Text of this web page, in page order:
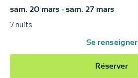
sam. 20 mars - sam. 27 mars
7 nuits
Se renseigner
Réserver